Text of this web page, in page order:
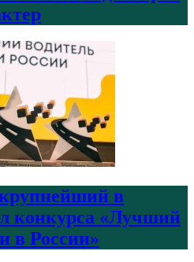
в
конкурса «Лучший
в России»